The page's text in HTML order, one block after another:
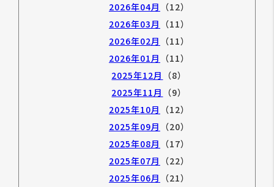
2026年04月 （12）
2026年03月 （11）
2026年02月 （11）
2026年01月 （11）
2025年12月 （8）
2025年11月 （9）
2025年10月 （12）
2025年09月 （20）
2025年08月 （17）
2025年07月 （22）
2025年06月 （21）